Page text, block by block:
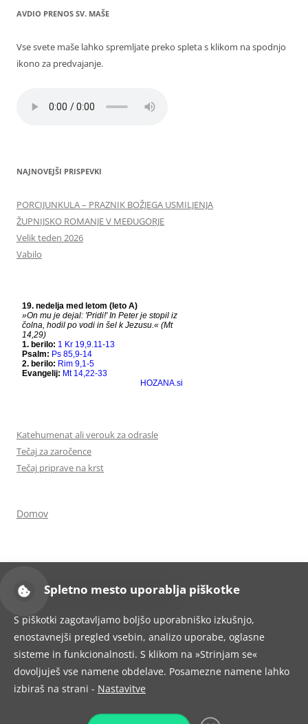
AVDIO PRENOS SV. MAŠE
Vse svete maše lahko spremljate preko spleta s klikom na spodnjo
ikono za predvajanje.
NAJNOVEJŠI PRISPEVKI
PORCIJUNKULA – PRAZNIK BOŽJEGA USMILJENJA
ŽUPNIJSKO ROMANJE V MEĐUGORJE
Velik teden 2026
Vabilo
Katehumenat ali verouk za odrasle
Tečaj za zaročence
Tečaj priprave na krst
Domov
Ponosno uporablja tehnologijo WordPress
Spletno mesto uporablja piškotke
S piškotki zagotavljamo boljšo uporabniško izkušnjo,
enostavnejši pregled vsebin, analizo uporabe, oglasne
sisteme in funkcionalnosti. S klikom na »Strinjam se«
dovoljuješ vse namene obdelave. Posamezne namene lahko
izbiraš na strani - Nastavitve